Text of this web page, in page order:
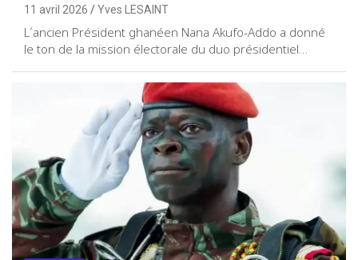
11 avril 2026 Yves LESAINT
L´ancien Président ghanéen Nana Akufo-Addo a donné
le ton de la mission électorale du duo présidentiel…